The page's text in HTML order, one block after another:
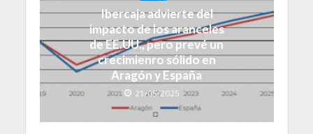
Ibercaja advierte del
impacto de los aranceles
de EE.UU., pero prevé un
crecimienro sólido en
Aragón y España
21/05/2025